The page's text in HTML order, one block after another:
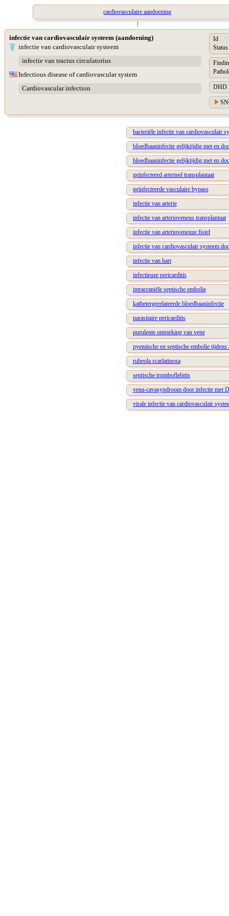
cardiovasculaire aandoening
|
infectie van cardiovasculair systeem (aandoening)
infectie van cardiovasculair systeem
infectie van tractus circulatorius
Infectious disease of cardiovascular system
Cardiovascular infection
Id
Status
DHD
bacteriële infectie van cardiovasculair
bloedbaaninfectie gelijktijdig met en
bloedbaaninfectie gelijktijdig met en
geïnfecteerd arterieel transplantaat
geïnfecteerde vasculaire bypass
infectie van arterie
infectie van arterioveneus transplantaat
infectie van arterioveneuze fistel
infectie van cardiovasculair systeem
infectie van hart
infectieuze pericarditis
intracraniële septische embolie
kathetergerelateerde bloedbaaninfectie
parasitaire pericarditis
purulente ontsteking van vene
pyemische en septische embolie tijdens
rubeola scarlatinosa
septische tromboflebitis
vena-cavasyndroom door infectie met
virale infectie van cardiovasculair